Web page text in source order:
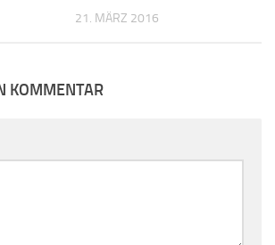
21. MÄRZ 2016
KOMMENTAR